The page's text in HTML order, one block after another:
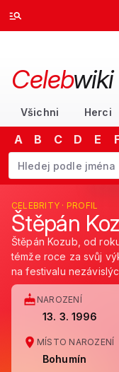
Celebwiki
Všichni Herci
A B C D E
Začněte psát jméno.
CELEBRITY · PROFIL
Štěpán
Štěpán Kozub, od
témže roce za svůj
na festivalu
NAROZENÍ
13. 3. 1996
MÍSTO NAROZENÍ
Bohumín